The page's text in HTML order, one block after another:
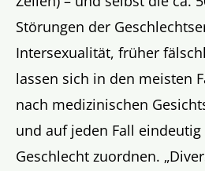
Störungen der
Intersexualität, früher
lassen sich in den meisten
nach medizinischen
und auf jeden Fall
Geschlecht zuordnen.